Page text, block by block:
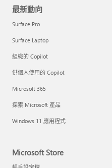
最新動向
Surface Pro
Surface Laptop
組織的 Copilot
供個人使用的 Copilot
Microsoft 365
探索 Microsoft 產品
Windows 11 應用程式
Microsoft Store